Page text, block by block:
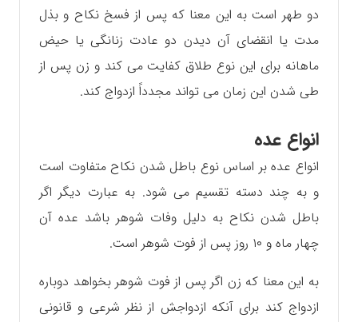
دو طهر است به این معنا که پس از فسخ نکاح و بذل
مدت یا انقضای آن دیدن دو عادت زنانگی یا حیض
ماهانه برای این نوع طلاق کفایت می کند و زن پس از
طی شدن این زمان می تواند مجدداً ازدواج کند.
انواع عده
انواع عده بر اساس نوع باطل شدن نکاح متفاوت است
و به چند دسته تقسیم می شود. به عبارت دیگر اگر
باطل شدن نکاح به دلیل وفات شوهر باشد عده آن
چهار ماه و ۱۰ روز پس از فوت شوهر است.
به این معنا که زن اگر پس از فوت شوهر بخواهد دوباره
ازدواج کند برای آنکه ازدواجش از نظر شرعی و قانونی